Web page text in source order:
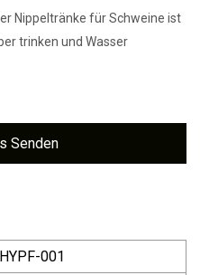
Nippeltränke für Schweine ist
trinken und Wasser
Senden
HYPF-001